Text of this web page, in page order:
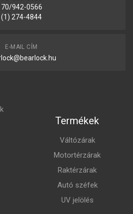
70/942-0566
(1) 274-4844
E-MAIL CÍM
Termékek
Váltózárak
Motortérzárak
Raktérzárak
Autó széfek
UV jelölés